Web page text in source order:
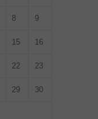
8 9
15 16
22 23
29 30